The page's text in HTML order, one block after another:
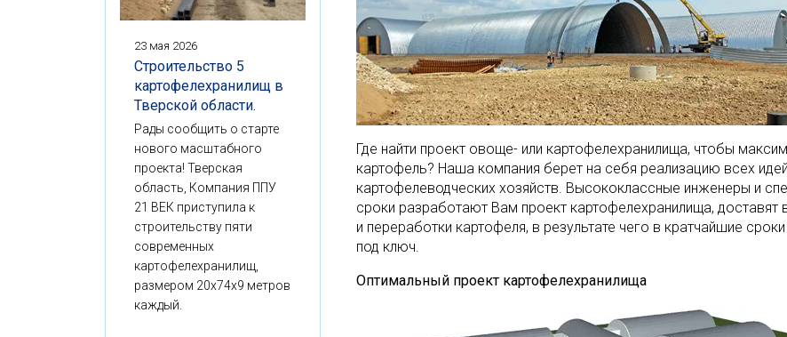
Где найти проект овоще- или картофелехранилища, чтобы
картофель? Наша компания берет на себя реализацию всех
картофелеводческих хозяйств. Высококлассные инженеры и
сроки разработают Вам проект картофелехранилища,
и переработки картофеля, в результате чего в кратчайшие
под ключ.
Оптимальный проект картофелехранилища
23 мая 2026
Строительство 5
картофелехранилищ в
Тверской области.
Рады сообщить о старте
нового масштабного
проекта! Тверская
область, Компания ППУ
21 ВЕК приступила к
строительству пяти
современных
картофелехранилищ,
размером 20x74x9 метров
каждый.